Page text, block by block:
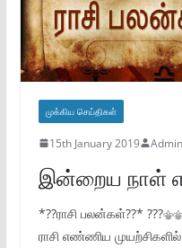
முக்கிய செய்திகள்
15th January 2019 Admin
இன்றைய நாள்
*??ராசி பலன்கள்??*
ராசி எண்ணிய